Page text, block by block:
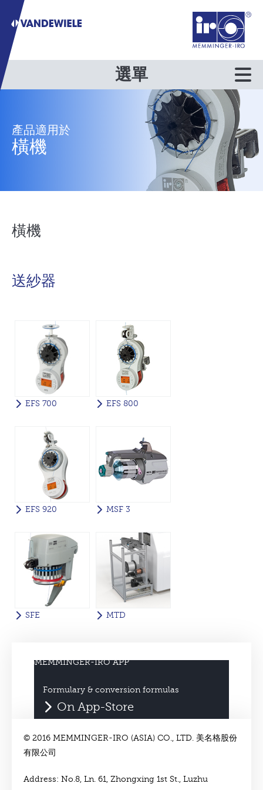
選單
產品適用於
橫機
橫機
送紗器
EFS 700 EFS 800
EFS 920 MSF 3
SFE MTD
Formulary & conversion formulas
On App-Store
© 2016 MEMMINGER-IRO (ASIA) CO., LTD. 美名格股份
有限公司
Address: No.8, Ln. 61, Zhongxing 1st St., Luzhu